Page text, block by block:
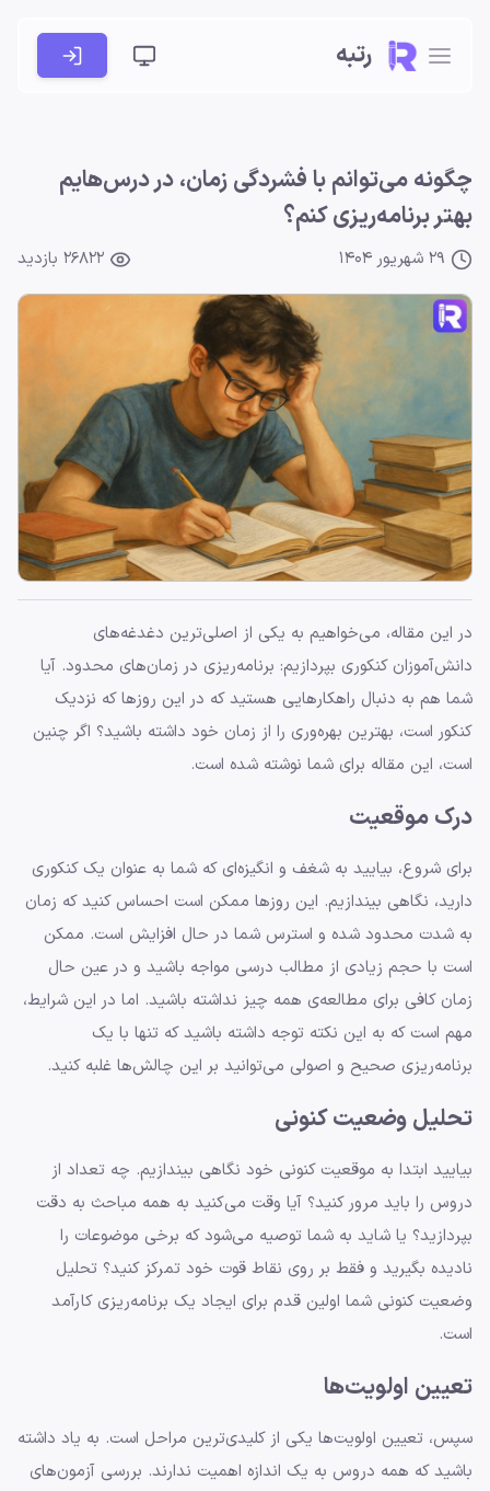
رتبه
چگونه می‌توانم با فشردگی زمان، در درس‌هایم
بهتر برنامه‌ریزی کنم؟
در این مقاله، می‌خواهیم به یکی از اصلی‌ترین دغدغه‌های
دانش‌آموزان کنکوری بپردازیم: برنامه‌ریزی در زمان‌های محدود. آیا
شما هم به دنبال راهکارهایی هستید که در این روزها که نزدیک
کنکور است، بهترین بهره‌وری را از زمان خود داشته باشید؟ اگر چنین
است، این مقاله برای شما نوشته شده است.
درک موقعیت
برای شروع، بیایید به شغف و انگیزه‌ای که شما به عنوان یک کنکوری
دارید، نگاهی بیندازیم. این روزها ممکن است احساس کنید که زمان
به شدت محدود شده و استرس شما در حال افزایش است. ممکن
است با حجم زیادی از مطالب درسی مواجه باشید و در عین حال
زمان کافی برای مطالعه‌ی همه چیز نداشته باشید. اما در این شرایط،
مهم است که به این نکته توجه داشته باشید که تنها با یک
برنامه‌ریزی صحیح و اصولی می‌توانید بر این چالش‌ها غلبه کنید.
تحلیل وضعیت کنونی
بیایید ابتدا به موقعیت کنونی خود نگاهی بیندازیم. چه تعداد از
دروس را باید مرور کنید؟ آیا وقت می‌کنید به همه مباحث به دقت
بپردازید؟ یا شاید به شما توصیه می‌شود که برخی موضوعات را
نادیده بگیرید و فقط بر روی نقاط قوت خود تمرکز کنید؟ تحلیل
وضعیت کنونی شما اولین قدم برای ایجاد یک برنامه‌ریزی کارآمد
است.
تعیین اولویت‌ها
سپس، تعیین اولویت‌ها یکی از کلیدی‌ترین مراحل است. به یاد داشته
باشید که همه دروس به یک اندازه اهمیت ندارند. بررسی آزمون‌های